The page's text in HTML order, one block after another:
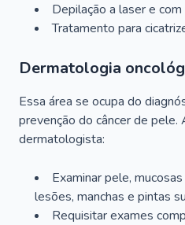
Depilação a laser e com
Tratamento para
Dermatologia
Essa área se ocupa do
prevenção do câncer de pele.
dermatologista:
Examinar pele,
lesões, manchas e pintas
Requisitar exames